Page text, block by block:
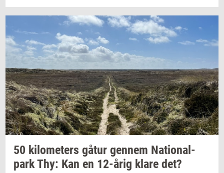
50 ki­lo­me­ters gåtur gen­nem Na­tio­nal­
parkThy: Kan en 12-årig klare det?